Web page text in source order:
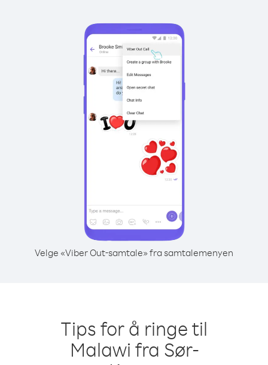
Velge «Viber Out-samtale» fra samtalemenyen
Tips for å ringe til
Malawi fra Sør-